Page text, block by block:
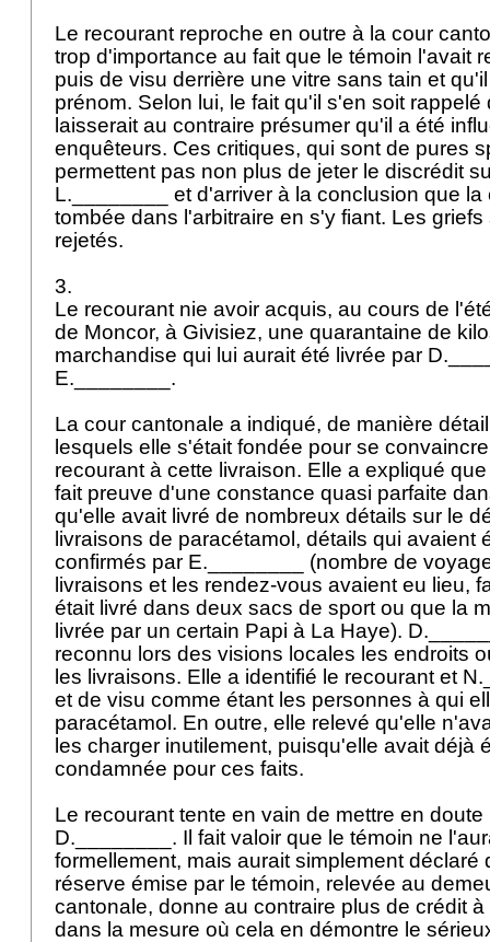
Le recourant reproche en outre à la cour
trop d'importance au fait que le témoin l'avait
puis de visu derrière une vitre sans tain et
prénom. Selon lui, le fait qu'il s'en soit
laisserait au contraire présumer qu'il a été
enquêteurs. Ces critiques, qui sont de pures
permettent pas non plus de jeter le discrédit
L.________ et d'arriver à la conclusion que
tombée dans l'arbitraire en s'y fiant. Les
rejetés.
3.
Le recourant nie avoir acquis, au cours de
de Moncor, à Givisiez, une quarantaine de
marchandise qui lui aurait été livrée par
E.________.
La cour cantonale a indiqué, de manière
lesquels elle s'était fondée pour se
recourant à cette livraison. Elle a expliqué
fait preuve d'une constance quasi parfaite
qu'elle avait livré de nombreux détails sur le
livraisons de paracétamol, détails qui avaient
confirmés par E.________ (nombre de
livraisons et les rendez-vous avaient eu lieu,
était livré dans deux sacs de sport ou que la
livrée par un certain Papi à La Haye).
reconnu lors des visions locales les endroits
les livraisons. Elle a identifié le recourant et
et de visu comme étant les personnes à qui
paracétamol. En outre, elle relevé qu'elle
les charger inutilement, puisqu'elle avait déjà
condamnée pour ces faits.
Le recourant tente en vain de mettre en
D.________. Il fait valoir que le témoin ne
formellement, mais aurait simplement déclaré
réserve émise par le témoin, relevée au
cantonale, donne au contraire plus de crédit
dans la mesure où cela en démontre le